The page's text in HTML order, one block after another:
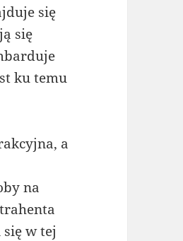
się
się
ku temu
a
na
w tej